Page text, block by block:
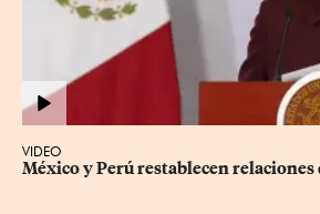
VIDEO
México y Perú restablecen